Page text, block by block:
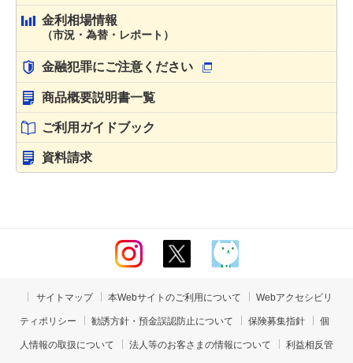
金利相場情報
（市況・為替・レポート）
金融犯罪にご注意ください
商品概要説明書一覧
ご利用ガイドブック
資料請求
サイトマップ 本Webサイトのご利用について Webアクセシビリ
ティポリシー 勧誘方針・預金誤認防止について 保険募集指針 個
人情報の取扱について 法人等のお客さまの情報について 利益相反管